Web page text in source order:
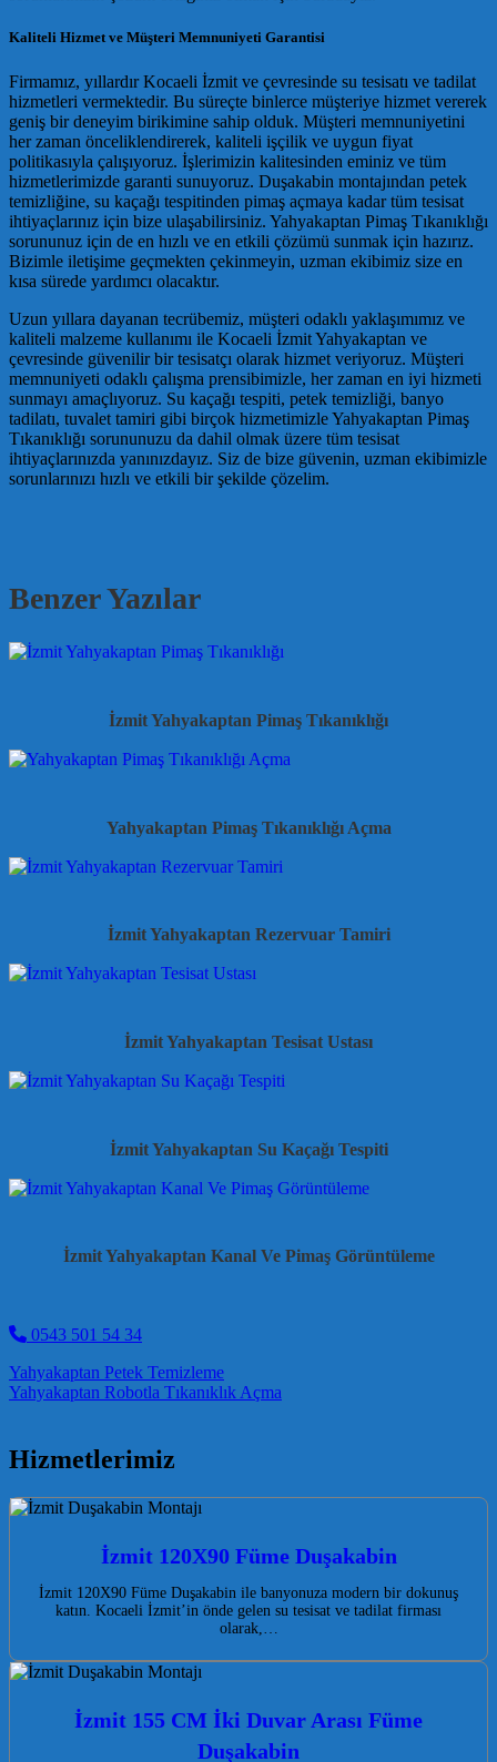
Kaliteli Hizmet ve Müşteri Memnuniyeti Garantisi
Firmamız, yıllardır Kocaeli İzmit ve çevresinde su tesisatı ve tadilat
hizmetleri vermektedir. Bu süreçte binlerce müşteriye hizmet vererek
geniş bir deneyim birikimine sahip olduk. Müşteri memnuniyetini
her zaman önceliklendirerek, kaliteli işçilik ve uygun fiyat
politikasıyla çalışıyoruz. İşlerimizin kalitesinden eminiz ve tüm
hizmetlerimizde garanti sunuyoruz. Duşakabin montajından petek
temizliğine, su kaçağı tespitinden pimaş açmaya kadar tüm tesisat
ihtiyaçlarınız için bize ulaşabilirsiniz. Yahyakaptan Pimaş Tıkanıklığı
sorununuz için de en hızlı ve en etkili çözümü sunmak için hazırız.
Bizimle iletişime geçmekten çekinmeyin, uzman ekibimiz size en
kısa sürede yardımcı olacaktır.
Uzun yıllara dayanan tecrübemiz, müşteri odaklı yaklaşımımız ve
kaliteli malzeme kullanımı ile Kocaeli İzmit Yahyakaptan ve
çevresinde güvenilir bir tesisatçı olarak hizmet veriyoruz. Müşteri
memnuniyeti odaklı çalışma prensibimizle, her zaman en iyi hizmeti
sunmayı amaçlıyoruz. Su kaçağı tespiti, petek temizliği, banyo
tadilatı, tuvalet tamiri gibi birçok hizmetimizle Yahyakaptan Pimaş
Tıkanıklığı sorununuzu da dahil olmak üzere tüm tesisat
ihtiyaçlarınızda yanınızdayız. Siz de bize güvenin, uzman ekibimizle
sorunlarınızı hızlı ve etkili bir şekilde çözelim.
Benzer Yazılar
İzmit Yahyakaptan Pimaş Tıkanıklığı
Yahyakaptan Pimaş Tıkanıklığı Açma
İzmit Yahyakaptan Rezervuar Tamiri
İzmit Yahyakaptan Tesisat Ustası
İzmit Yahyakaptan Su Kaçağı Tespiti
İzmit Yahyakaptan Kanal Ve Pimaş Görüntüleme
0543 501 54 34
Post navigation
Yahyakaptan Petek Temizleme
Yahyakaptan Robotla Tıkanıklık Açma
Hizmetlerimiz
İzmit 120X90 Füme Duşakabin
İzmit 120X90 Füme Duşakabin ile banyonuza modern bir dokunuş
katın. Kocaeli İzmit’in önde gelen su tesisat ve tadilat firması
olarak,…
İzmit 155 CM İki Duvar Arası Füme
Duşakabin